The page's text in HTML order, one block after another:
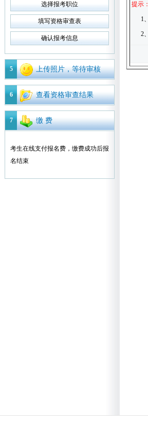
选择报考职位
填写资格审查表
确认报考信息
5 上传照片，等待审核
6 查看资格审查结果
7 缴 费
考生在线支付报名费，缴费成功后报
名结束
提示：
1、
2、